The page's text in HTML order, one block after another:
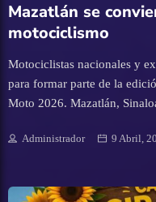
Mazatlán se
motociclismo
Motociclistas nacionales y
para formar parte de la
Moto 2026. Mazatlán,
oficialmente la Semana
Administrador 9 Abril,